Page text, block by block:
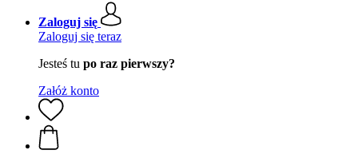
Zaloguj się
Zaloguj się teraz
Jesteś tu po raz pierwszy?
Załóż konto